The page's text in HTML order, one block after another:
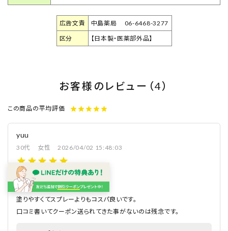
広告文責
中島薬局 06-6468-3277
区分
【日本製・医薬部外品】
お客様のレビュー（4）
この商品の平均評価 starstarstarstarstar
yuu
30代 女性 2026/04/02 15:48:03
いい
塗りやすくてスプレーよりもコスパ良いです。
口コミ書いてクーポン送られてきた事がないのは残念です。